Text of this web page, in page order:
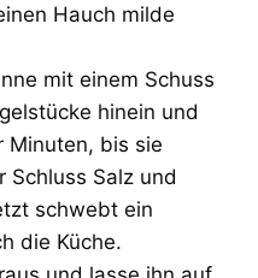
Hauch milde
mit einem Schuss
hinein und
Minuten, bis sie
Schluss Salz und
schwebt ein
die Küche.